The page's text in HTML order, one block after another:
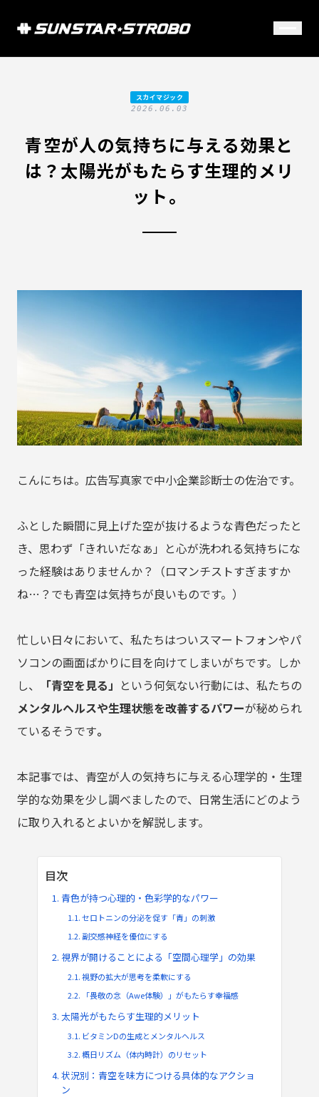
スカイマジック
2026.06.03
青空が人の気持ちに与える効果と
は？太陽光がもたらす生理的メリ
ット。
こんにちは。広告写真家で中小企業診断士の佐治です。
ふとした瞬間に見上げた空が抜けるような青色だったと
き、思わず「きれいだなぁ」と心が洗われる気持ちにな
った経験はありませんか？（ロマンチストすぎますか
ね…？でも青空は気持ちが良いものです。）
忙しい日々において、私たちはついスマートフォンやパ
ソコンの画面ばかりに目を向けてしまいがちです。しか
し、
「青空を見る」 という何気ない行動には、私たちの
メンタルヘルスや生理状態を改善するパワーが秘められ
ているそうです。
本記事では、青空が人の気持ちに与える心理学的・生理
学的な効果を少し調べましたので、日常生活にどのよう
に取り入れるとよいかを解説します。
目次
青色が持つ心理的・色彩学的なパワー
セロトニンの分泌を促す「青」の刺激
副交感神経を優位にする
視界が開けることによる「空間心理学」の効果
視野の拡大が思考を柔軟にする
「畏敬の念（Awe体験）」がもたらす幸福感
太陽光がもたらす生理的メリット
ビタミンDの生成とメンタルヘルス
概日リズム（体内時計）のリセット
状況別：青空を味方につける具体的なアクショ
ン